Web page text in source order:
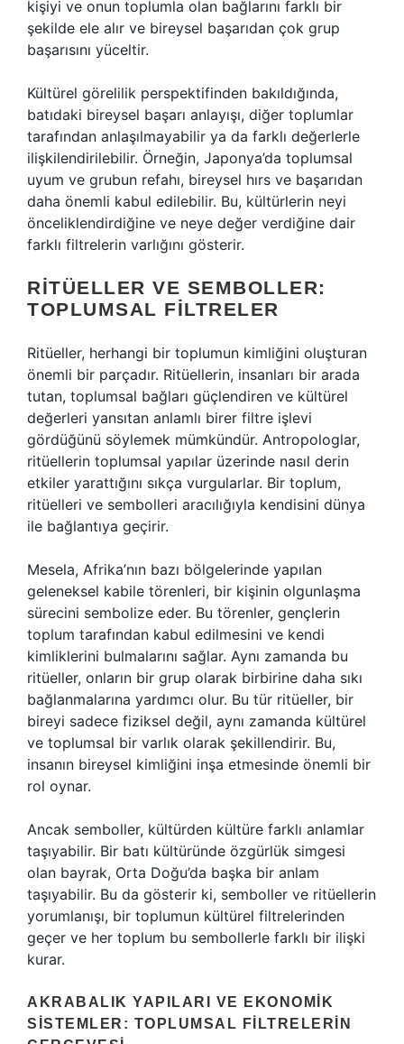
kişiyi ve onun toplumla olan bağlarını farklı bir
şekilde ele alır ve bireysel başarıdan çok grup
başarısını yüceltir.
Kültürel görelilik perspektifinden bakıldığında,
batıdaki bireysel başarı anlayışı, diğer toplumlar
tarafından anlaşılmayabilir ya da farklı değerlerle
ilişkilendirilebilir. Örneğin, Japonya’da toplumsal
uyum ve grubun refahı, bireysel hırs ve başarıdan
daha önemli kabul edilebilir. Bu, kültürlerin neyi
önceliklendirdiğine ve neye değer verdiğine dair
farklı filtrelerin varlığını gösterir.
RITÜELLER VE SEMBOLLER:
TOPLUMSAL FILTRELER
Ritüeller, herhangi bir toplumun kimliğini oluşturan
önemli bir parçadır. Ritüellerin, insanları bir arada
tutan, toplumsal bağları güçlendiren ve kültürel
değerleri yansıtan anlamlı birer filtre işlevi
gördüğünü söylemek mümkündür. Antropologlar,
ritüellerin toplumsal yapılar üzerinde nasıl derin
etkiler yarattığını sıkça vurgularlar. Bir toplum,
ritüelleri ve sembolleri aracılığıyla kendisini dünya
ile bağlantıya geçirir.
Mesela, Afrika’nın bazı bölgelerinde yapılan
geleneksel kabile törenleri, bir kişinin olgunlaşma
sürecini sembolize eder. Bu törenler, gençlerin
toplum tarafından kabul edilmesini ve kendi
kimliklerini bulmalarını sağlar. Aynı zamanda bu
ritüeller, onların bir grup olarak birbirine daha sıkı
bağlanmalarına yardımcı olur. Bu tür ritüeller, bir
bireyi sadece fiziksel değil, aynı zamanda kültürel
ve toplumsal bir varlık olarak şekillendirir. Bu,
insanın bireysel kimliğini inşa etmesinde önemli bir
rol oynar.
Ancak semboller, kültürden kültüre farklı anlamlar
taşıyabilir. Bir batı kültüründe özgürlük simgesi
olan bayrak, Orta Doğu’da başka bir anlam
taşıyabilir. Bu da gösterir ki, semboller ve ritüellerin
yorumlanışı, bir toplumun kültürel filtrelerinden
geçer ve her toplum bu sembollerle farklı bir ilişki
kurar.
AKRABALIK YAPILARI VE EKONOMIK
SISTEMLER: TOPLUMSAL FILTRELERIN